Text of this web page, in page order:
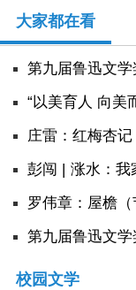
大家都在看
第九届鲁迅文
“以美育人 向美
庄雷：红梅杏记
彭闯 | 涨水：我
罗伟章：屋檐（
第九届鲁迅文
校园文学